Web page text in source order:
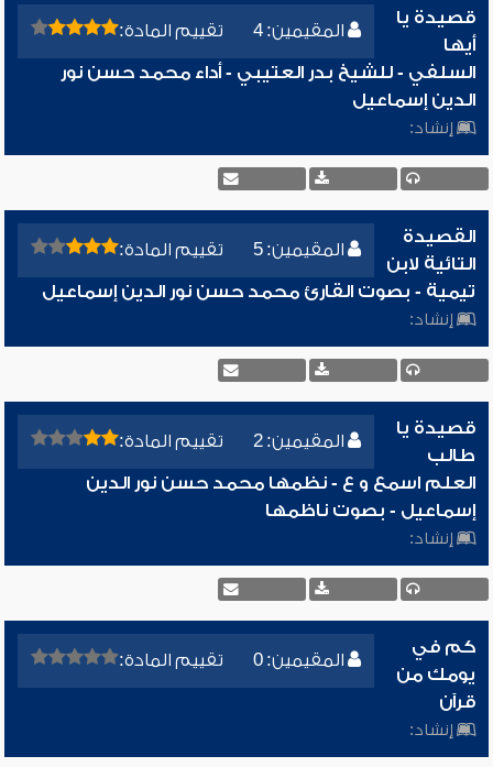
المقيمين: 4 تقييم المادة:
قصيدة يا
أيها
السلفي - للشيخ بدر العتيبي - أداء محمد حسن نور
الدين إسماعيل
إنشاد:
المقيمين: 5 تقييم المادة:
القصيدة
التائية لابن
تيمية - بصوت القارئ محمد حسن نور الدين إسماعيل
إنشاد:
المقيمين: 2 تقييم المادة:
قصيدة يا
طالب
العلم اسمع و ع - نظمها محمد حسن نور الدين
إسماعيل - بصوت ناظمها
إنشاد:
المقيمين: 0 تقييم المادة:
كم في
يومك من
قرآن
إنشاد: